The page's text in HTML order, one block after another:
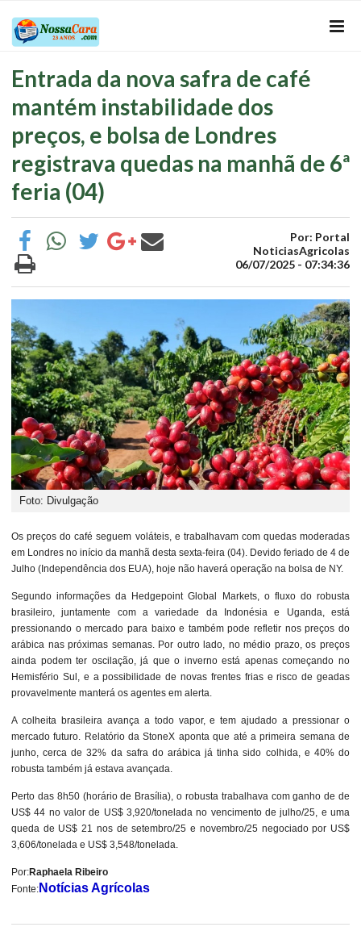
Entrada da nova safra de café
mantém instabilidade dos
preços, e bolsa de Londres
registrava quedas na manhã de 6ª
feria (04)
Por: Portal
NoticiasAgricolas
06/07/2025 - 07:34:36
Foto: Divulgação
Os preços do café seguem voláteis, e trabalhavam com quedas moderadas
em Londres no início da manhã desta sexta-feira (04). Devido feriado de 4 de
Julho (Independência dos EUA), hoje não haverá operação na bolsa de NY.
Segundo informações da Hedgepoint Global Markets, o fluxo do robusta
brasileiro, juntamente com a variedade da Indonésia e Uganda, está
pressionando o mercado para baixo e também pode refletir nos preços do
arábica nas próximas semanas. Por outro lado, no médio prazo, os preços
ainda podem ter oscilação, já que o inverno está apenas começando no
Hemisfério Sul, e a possibilidade de novas frentes frias e risco de geadas
provavelmente manterá os agentes em alerta.
A colheita brasileira avança a todo vapor, e tem ajudado a pressionar o
mercado futuro. Relatório da StoneX aponta que até a primeira semana de
junho, cerca de 32% da safra do arábica já tinha sido colhida, e 40% do
robusta também já estava avançada.
Perto das 8h50 (horário de Brasília), o robusta trabalhava com ganho de de
US$ 44 no valor de US$ 3,920/tonelada no vencimento de julho/25, e uma
queda de US$ 21 nos de setembro/25 e novembro/25 negociado por US$
3,606/tonelada e US$ 3,548/tonelada.
Por:Raphaela Ribeiro
Fonte: Notícias Agrícolas